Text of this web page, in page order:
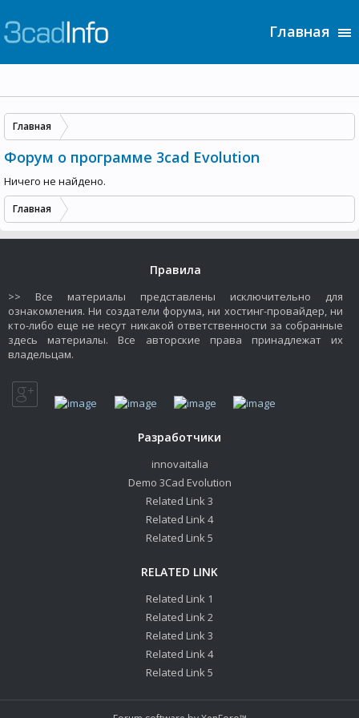
Главная
Форум о программе 3cad Evolution
Ничего не найдено.
Главная
Главная
Правила
>> Все материалы представлены исключительно для
ознакомления. Ни создатели форума, ни хостинг-провайдер, ни
кто-либо еще не несут никакой ответственности за собранные
здесь материалы. Все авторские права принадлежат их
владельцам.
Разработчики
innovaitalia
Demo 3Cad Evolution
Related Link 3
Related Link 4
Related Link 5
RELATED LINK
Related Link 1
Related Link 2
Related Link 3
Related Link 4
Related Link 5